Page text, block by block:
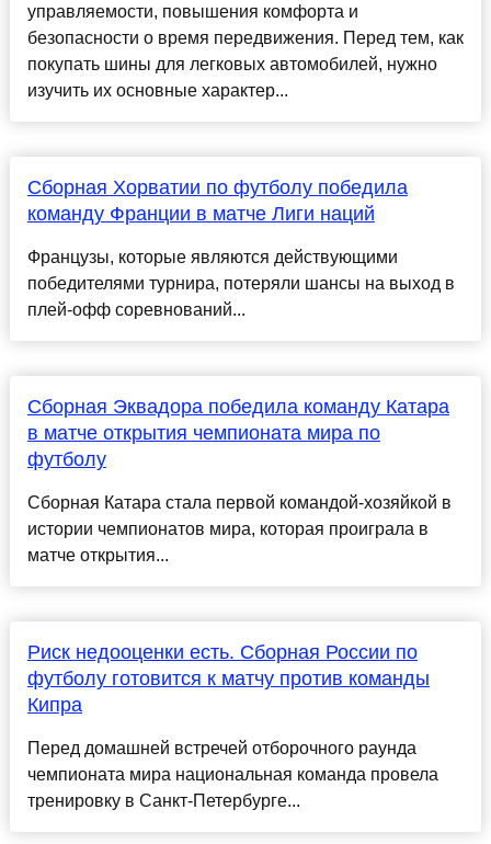
управляемости, повышения комфорта и
безопасности о время передвижения. Перед тем, как
покупать шины для легковых автомобилей, нужно
изучить их основные характер...
Сборная Хорватии по футболу победила
команду Франции в матче Лиги наций
Французы, которые являются действующими
победителями турнира, потеряли шансы на выход в
плей-офф соревнований...
Сборная Эквадора победила команду Катара
в матче открытия чемпионата мира по
футболу
Сборная Катара стала первой командой-хозяйкой в
истории чемпионатов мира, которая проиграла в
матче открытия...
Риск недооценки есть. Сборная России по
футболу готовится к матчу против команды
Кипра
Перед домашней встречей отборочного раунда
чемпионата мира национальная команда провела
тренировку в Санкт-Петербурге...